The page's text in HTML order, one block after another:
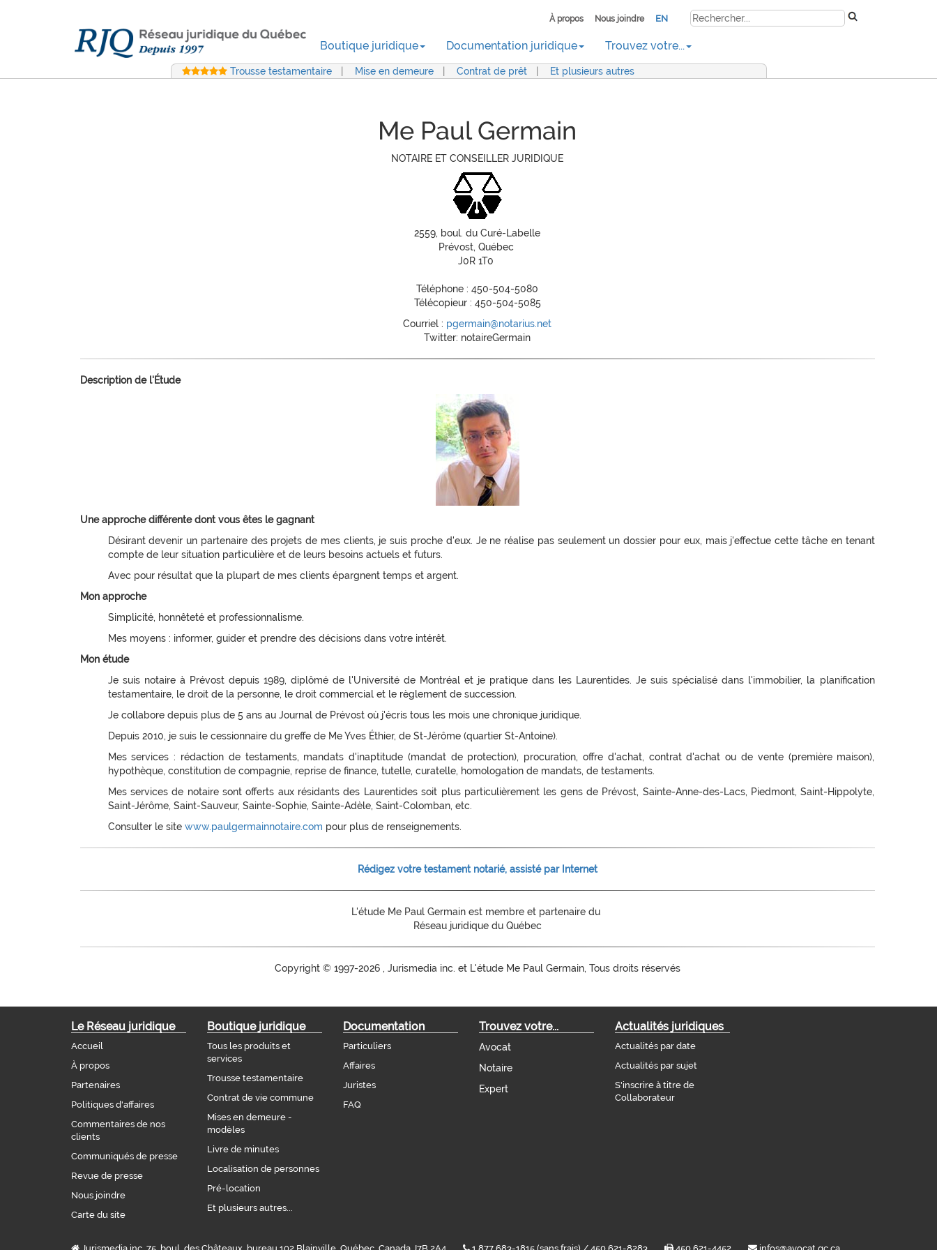
À propos Nous joindre EN
Boutique juridique Documentation juridique Trouvez votre...
Trousse testamentaire Mise en demeure Contrat de prêt Et plusieurs autres
Me Paul Germain
NOTAIRE ET CONSEILLER JURIDIQUE
2559, boul. du Curé-Labelle
Prévost, Québec
J0R 1T0
Téléphone : 450-504-5080
Télécopieur : 450-504-5085
Courriel : pgermain@notarius.net
Twitter: notaireGermain
Description de l'Étude
Une approche différente dont vous êtes le gagnant
Désirant devenir un partenaire des projets de mes clients, je suis proche d'eux. Je ne réalise pas seulement un dossier pour eux, mais j'effectue cette tâche en tenant
compte de leur situation particulière et de leurs besoins actuels et futurs.
Avec pour résultat que la plupart de mes clients épargnent temps et argent.
Mon approche
Simplicité, honnêteté et professionnalisme.
Mes moyens : informer, guider et prendre des décisions dans votre intérêt.
Mon étude
Je suis notaire à Prévost depuis 1989, diplômé de l'Université de Montréal et je pratique dans les Laurentides. Je suis spécialisé dans l'immobilier, la planification
testamentaire, le droit de la personne, le droit commercial et le règlement de succession.
Je collabore depuis plus de 5 ans au Journal de Prévost où j'écris tous les mois une chronique juridique.
Depuis 2010, je suis le cessionnaire du greffe de Me Yves Éthier, de St-Jérôme (quartier St-Antoine).
Mes services : rédaction de testaments, mandats d'inaptitude (mandat de protection), procuration, offre d'achat, contrat d'achat ou de vente (première maison),
hypothèque, constitution de compagnie, reprise de finance, tutelle, curatelle, homologation de mandats, de testaments.
Mes services de notaire sont offerts aux résidants des Laurentides soit plus particulièrement les gens de Prévost, Sainte-Anne-des-Lacs, Piedmont, Saint-Hippolyte,
Saint-Jérôme, Saint-Sauveur, Sainte-Sophie, Sainte-Adèle, Saint-Colomban, etc.
Consulter le site www.paulgermainnotaire.com pour plus de renseignements.
Rédigez votre testament notarié, assisté par Internet
L'étude Me Paul Germain est membre et partenaire du
Réseau juridique du Québec
Copyright © 1997-2026 , Jurismedia inc. et L'étude Me Paul Germain, Tous droits réservés
Le Réseau juridique
Accueil
À propos
Partenaires
Politiques d'affaires
Commentaires de nos
clients
Communiqués de presse
Revue de presse
Nous joindre
Carte du site
Boutique juridique
Tous les produits et
services
Trousse testamentaire
Contrat de vie commune
Mises en demeure -
modèles
Livre de minutes
Localisation de personnes
Pré-location
Et plusieurs autres...
Documentation
Particuliers
Affaires
Juristes
FAQ
Trouvez votre...
Avocat
Notaire
Expert
Actualités juridiques
Actualités par date
Actualités par sujet
S'inscrire à titre de
Collaborateur